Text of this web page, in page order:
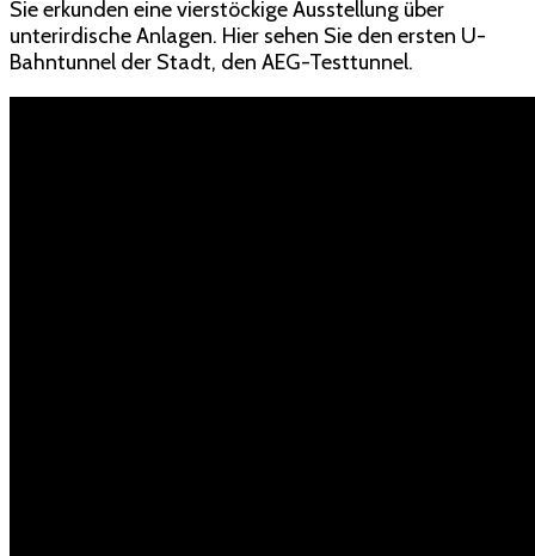
Sie erkunden eine vierstöckige Ausstellung über
unterirdische Anlagen. Hier sehen Sie den ersten U-
Bahntunnel der Stadt, den AEG-Testtunnel.